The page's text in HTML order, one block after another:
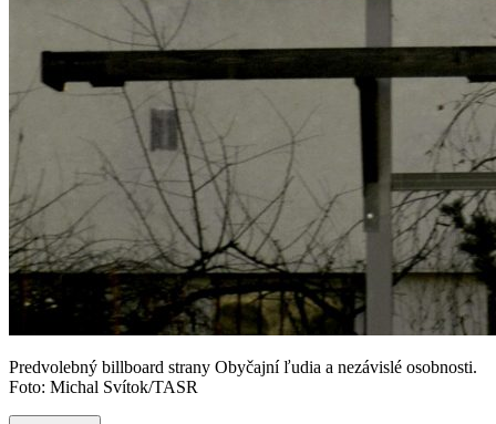
Predvolebný billboard strany Obyčajní ľudia a nezávislé osobnosti.
Foto: Michal Svítok/TASR